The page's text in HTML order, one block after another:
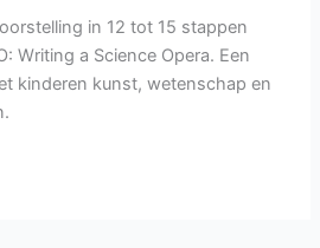
in 12 tot 15 stappen
Writing a Science Opera. Een
kinderen kunst, wetenschap en